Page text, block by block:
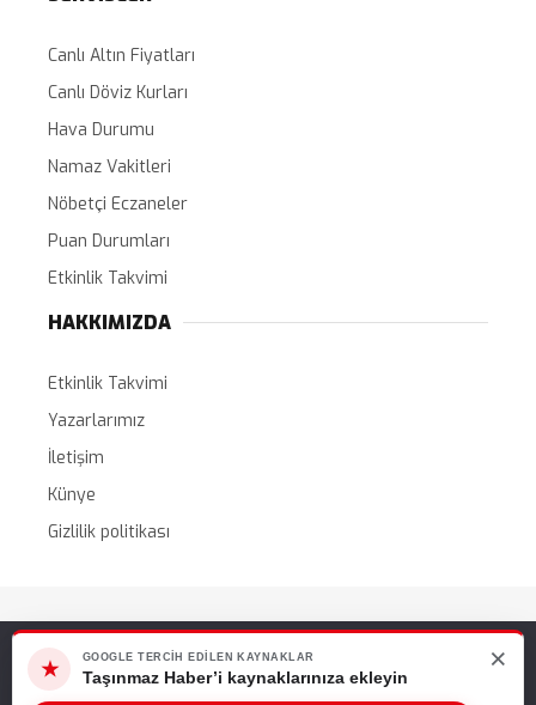
Canlı Altın Fiyatları
Canlı Döviz Kurları
Hava Durumu
Namaz Vakitleri
Nöbetçi Eczaneler
Puan Durumları
Etkinlik Takvimi
HAKKIMIZDA
Etkinlik Takvimi
Yazarlarımız
İletişim
Künye
Gizlilik politikası
Tüm Hakları Saklıdır. |WordPress Haber Teması
Web sitemizde size en iyi deneyimi sunabilmemiz için çerezleri
kullanıyoruz. Bu siteyi kullanmaya devam ederseniz, bunu kabul
ettiğinizi varsayarız.
★
GOOGLE TERCIH EDILEN KAYNAKLAR
Taşınmaz Haber’i kaynaklarınıza ekleyin
×